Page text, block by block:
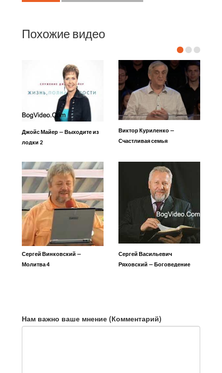
Похожие видео
Джойс Майер — Выходите из
лодки 2
Виктор Куриленко —
Счастливая семья
Сергей Винковский —
Молитва 4
Сергей Васильевич
Ряховский — Боговедение
Нам важно ваше мнение (Комментарий)